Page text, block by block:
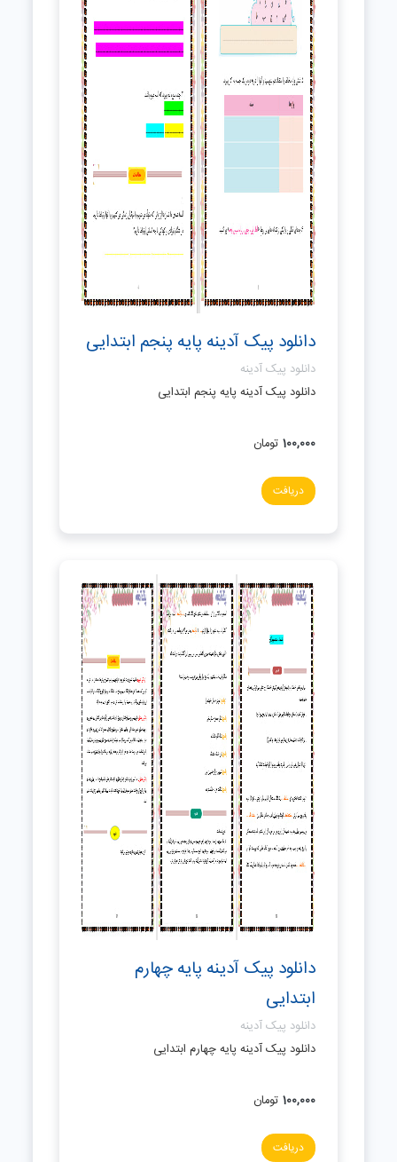
دانلود پیک آدینه پایه پنجم ابتدایی
دانلود پیک آدینه
دانلود پیک آدینه پایه پنجم ابتدایی
100,000 تومان
دریافت
دانلود پیک آدینه پایه چهارم
ابتدایی
دانلود پیک آدینه
دانلود پیک آدینه پایه چهارم ابتدایی
100,000 تومان
دریافت